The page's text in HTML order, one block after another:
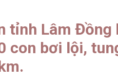
tỉnh Lâm Đồng
con bơi lội,